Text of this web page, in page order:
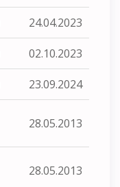
24.04.2023
02.10.2023
23.09.2024
28.05.2013
28.05.2013